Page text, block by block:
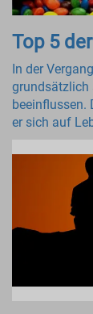
Top 5
In der
grundsätzlich
beeinflussen.
er sich auf